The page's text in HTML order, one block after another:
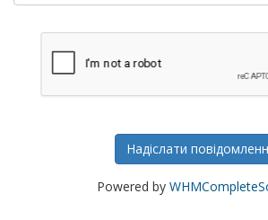
Надіслати
Powered by